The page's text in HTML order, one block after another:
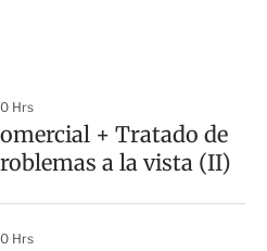
Hrs
+ Tratado de
a la vista (II)
Hrs